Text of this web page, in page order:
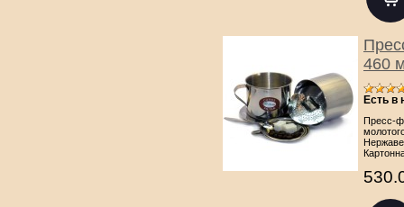
460
Есть в
Пресс-